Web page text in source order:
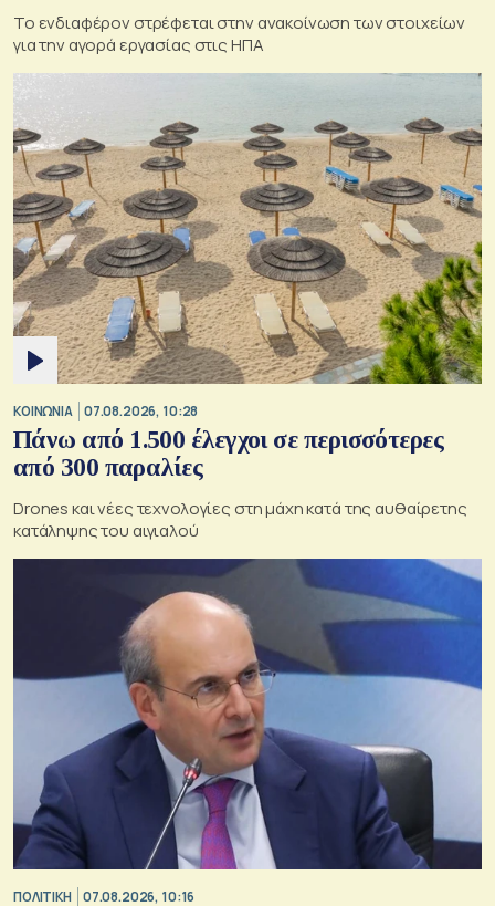
Το ενδιαφέρον στρέφεται στην ανακοίνωση των στοιχείων
για την αγορά εργασίας στις ΗΠΑ
ΚΟΙΝΩΝΙΑ 07.08.2026, 10:28
Πάνω από 1.500 έλεγχοι σε περισσότερες
από 300 παραλίες
Drones και νέες τεχνολογίες στη μάχη κατά της αυθαίρετης
κατάληψης του αιγιαλού
ΠΟΛΙΤΙΚΗ 07.08.2026, 10:16